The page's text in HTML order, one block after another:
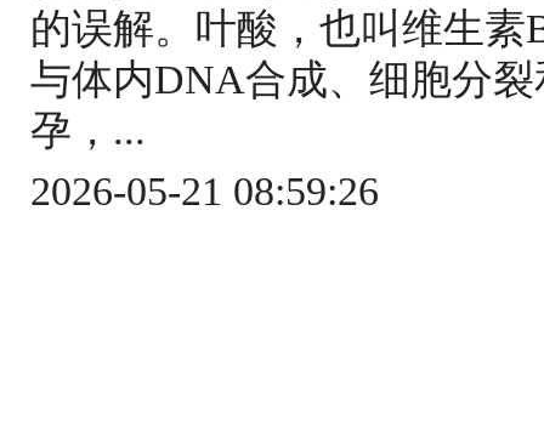
的误解。叶酸，也叫维生
与体内DNA合成、细胞分
孕，...
2026-05-21 08:59:26